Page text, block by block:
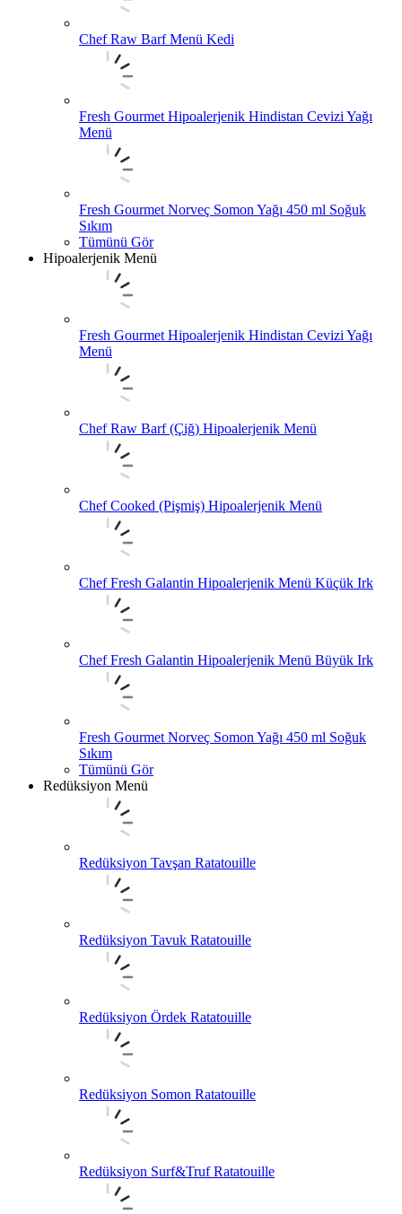
Chef Raw Barf Menü Kedi
Fresh Gourmet Hipoalerjenik Hindistan Cevizi Yağı
Menü
Fresh Gourmet Norveç Somon Yağı 450 ml Soğuk
Sıkım
Tümünü Gör
Hipoalerjenik Menü
Fresh Gourmet Hipoalerjenik Hindistan Cevizi Yağı
Menü
Chef Raw Barf (Çiğ) Hipoalerjenik Menü
Chef Cooked (Pişmiş) Hipoalerjenik Menü
Chef Fresh Galantin Hipoalerjenik Menü Küçük Irk
Chef Fresh Galantin Hipoalerjenik Menü Büyük Irk
Fresh Gourmet Norveç Somon Yağı 450 ml Soğuk
Sıkım
Tümünü Gör
Redüksiyon Menü
Redüksiyon Tavşan Ratatouille
Redüksiyon Tavuk Ratatouille
Redüksiyon Ördek Ratatouille
Redüksiyon Somon Ratatouille
Redüksiyon Surf&Truf Ratatouille